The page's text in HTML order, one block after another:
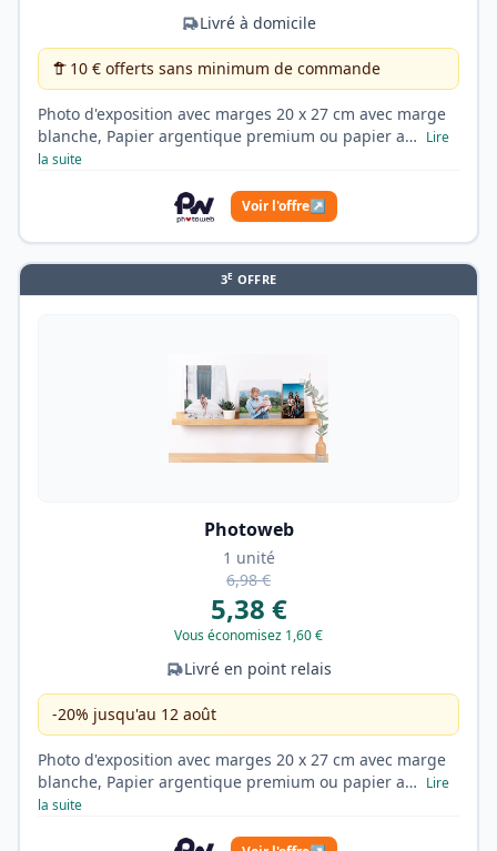
Livré à domicile
10 € offerts sans minimum de commande
Photo d'exposition avec marges 20 x 27 cm avec marge
blanche, Papier argentique premium ou papier a… Lire
la suite
Voir l'offre↗
3E OFFRE
Photoweb
1 unité
6,98 €
5,38 €
Vous économisez 1,60 €
Livré en point relais
-20% jusqu'au 12 août
Photo d'exposition avec marges 20 x 27 cm avec marge
blanche, Papier argentique premium ou papier a… Lire
la suite